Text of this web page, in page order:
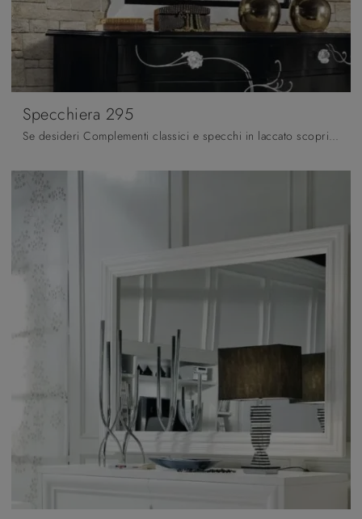
Specchiera 295
Se desideri Complementi classici e specchi in laccato scopri di più sul modello Specchiera 295 del marchio Fratelli Mirandola.